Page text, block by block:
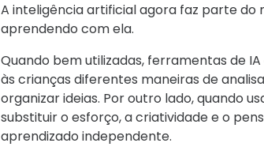
A inteligência artificial agora faz parte do
aprendendo com ela.
Quando bem utilizadas, ferramentas de
às crianças diferentes maneiras de
organizar ideias. Por outro lado, quando
substituir o esforço, a criatividade e o
aprendizado independente.